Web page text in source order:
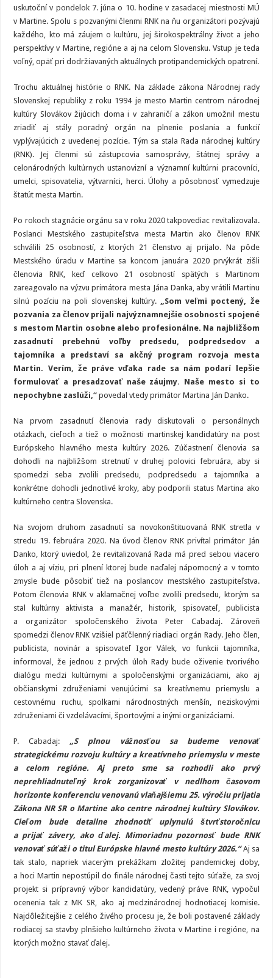
uskutoční v pondelok 7. júna o 10. hodine v zasadacej miestnosti MÚ
v Martine. Spolu s pozvanými členmi RNK na ňu organizátori pozývajú
každého, kto má záujem o kultúru, jej širokospektrálny život a jeho
perspektívy v Martine, regióne a aj na celom Slovensku. Vstup je teda
voľný, opäť pri dodržiavaných aktuálnych protipandemických opatrení.
Trochu aktuálnej histórie o RNK. Na základe zákona Národnej rady
Slovenskej republiky z roku 1994 je mesto Martin centrom národnej
kultúry Slovákov žijúcich doma i v zahraničí a zákon umožnil mestu
zriadiť aj stály poradný orgán na plnenie poslania a funkcií
vyplývajúcich z uvedenej pozície. Tým sa stala Rada národnej kultúry
(RNK). Jej členmi sú zástupcovia samosprávy, štátnej správy a
celonárodných kultúrnych ustanovizní a významní kultúrni pracovníci,
umelci, spisovatelia, výtvarníci, herci. Úlohy a pôsobnosť vymedzuje
štatút mesta Martin.
Po rokoch stagnácie orgánu sa v roku 2020 takpovediac revitalizovala.
Poslanci Mestského zastupiteľstva mesta Martin ako členov RNK
schválili 25 osobností, z ktorých 21 členstvo aj prijalo. Na pôde
Mestského úradu v Martine sa koncom januára 2020 prvýkrát zišli
členovia RNK, keď celkovo 21 osobností spätých s Martinom
zareagovalo na výzvu primátora mesta Jána Danka, aby vrátili Martinu
silnú pozíciu na poli slovenskej kultúry.„Som veľmi poctený, že
pozvania za členov prijali najvýznamnejšie osobnosti spojené
s mestom Martin osobne alebo profesionálne. Na najbližšom
zasadnutí prebehnú voľby predsedu, podpredsedov a
tajomníka a predstaví sa akčný program rozvoja mesta
Martin. Verím, že práve vďaka rade sa nám podarí lepšie
formulovať a presadzovať naše záujmy. Naše mesto si to
nepochybne zaslúži,“ povedal vtedy primátor Martina Ján Danko.
Na prvom zasadnutí členovia rady diskutovali o personálnych
otázkach, cieľoch a tiež o možnosti martinskej kandidatúry na post
Európskeho hlavného mesta kultúry 2026. Zúčastnení členovia sa
dohodli na najbližšom stretnutí v druhej polovici februára, aby si
spomedzi seba zvolili predsedu, podpredsedu a tajomníka a
konkrétne dohodli jednotlivé kroky, aby podporili status Martina ako
kultúrneho centra Slovenska.
Na svojom druhom zasadnutí sa novokonštituovaná RNK stretla v
stredu 19. februára 2020. Na úvod členov RNK privítal primátor Ján
Danko, ktorý uviedol, že revitalizovaná Rada má pred sebou viacero
úloh a aj víziu, pri plnení ktorej bude naďalej nápomocný a v tomto
zmysle bude pôsobiť tiež na poslancov mestského zastupiteľstva.
Potom členovia RNK v aklamačnej voľbe zvolili predsedu, ktorým sa
stal kultúrny aktivista a manažér, historik, spisovateľ, publicista
a organizátor spoločenského života Peter Cabadaj. Zároveň
spomedzi členov RNK vzišiel päťčlenný riadiaci orgán Rady. Jeho člen,
publicista, novinár a spisovateľ Igor Válek, vo funkcii tajomníka,
informoval, že jednou z prvých úloh Rady bude oživenie tvorivého
dialógu medzi kultúrnymi a spoločenskými organizáciami, ako aj
občianskymi združeniami venujúcimi sa kreatívnemu priemyslu a
cestovnému ruchu, spolkami národnostných menšín, neziskovými
združeniami či vzdelávacími, športovými a inými organizáciami.
P. Cabadaj: „S plnou vážnosťou sa budeme venovať
strategickému rozvoju kultúry a kreatívneho priemyslu v meste
a celom regióne. Aj preto sme sa rozhodli ako prvý
neprehliadnuteľný krok zorganizovať v nedlhom časovom
horizonte konferenciu venovanú vlaňajšiemu 25. výročiu prijatia
Zákona NR SR o Martine ako centre národnej kultúry Slovákov.
Cieľom bude detailne zhodnotiť uplynulú štvrťstoročnicu
a prijať závery, ako ďalej. Mimoriadnu pozornosť bude RNK
venovať súťaži o titul Európske hlavné mesto kultúry 2026.“Aj sa
tak stalo, napriek viacerým prekážkam zložitej pandemickej doby,
a hoci Martin nepostúpil do finále národnej časti tejto súťaže, za svoj
projekt si prípravný výbor kandidatúry, vedený práve RNK, vypočul
ocenenia tak z MK SR, ako aj medzinárodnej hodnotiacej komisie.
Najdôležitejšie z celého živého procesu je, že boli postavené základy
rodiacej sa stavby plnšieho kultúrneho života v Martine i regióne, na
ktorých možno stavať ďalej.